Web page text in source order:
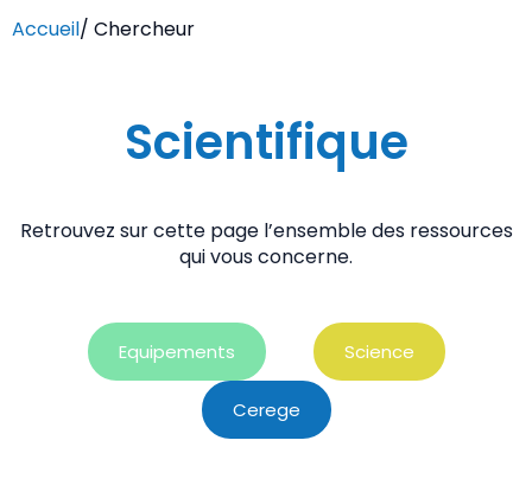
Accueil/ Chercheur
Scientifique
Retrouvez sur cette page l’ensemble des ressources
qui vous concerne.
Equipements Science
Cerege